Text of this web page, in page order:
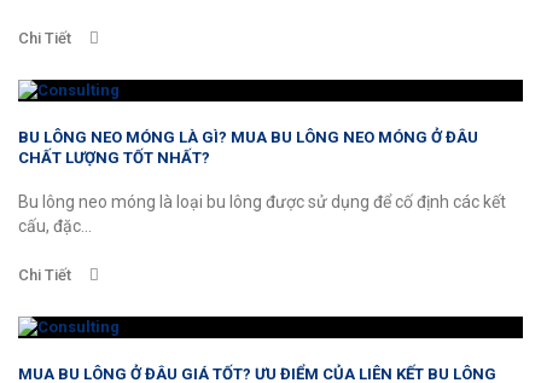
Chi Tiết
BU LÔNG NEO MÓNG LÀ GÌ? MUA BU LÔNG NEO MÓNG Ở ĐÂU
CHẤT LƯỢNG TỐT NHẤT?
Bu lông neo móng là loại bu lông được sử dụng để cố định các kết
cấu, đặc...
Chi Tiết
MUA BU LÔNG Ở ĐÂU GIÁ TỐT? ƯU ĐIỂM CỦA LIÊN KẾT BU LÔNG